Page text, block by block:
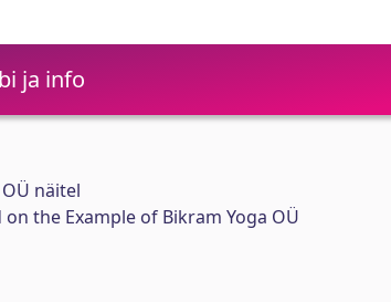
ja info
näitel
the Example of Bikram Yoga OÜ